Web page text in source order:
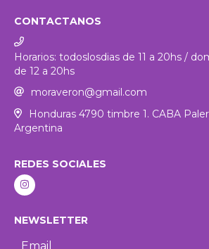
CONTACTANOS
Horarios: todoslosdias de 11 a 20hs /
de 12 a 20hs
moraveron@gmail.com
Honduras 4790 timbre 1. CABA
Argentina
REDES SOCIALES
NEWSLETTER